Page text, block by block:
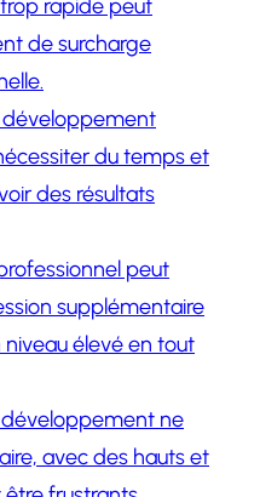
rapide peut
de surcharge
du temps et
des résultats
peut
supplémentaire
élevé en tout
développement ne
avec des hauts et